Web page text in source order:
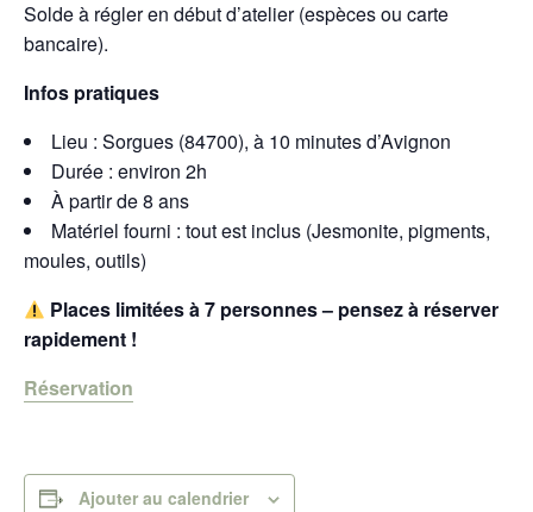
Solde à régler en début d’atelier (espèces ou carte
bancaire).
Infos pratiques
Lieu : Sorgues (84700), à 10 minutes d’Avignon
Durée : environ 2h
À partir de 8 ans
Matériel fourni : tout est inclus (Jesmonite, pigments,
moules, outils)
Places limitées à 7 personnes – pensez à réserver
rapidement !
Réservation
Ajouter au calendrier